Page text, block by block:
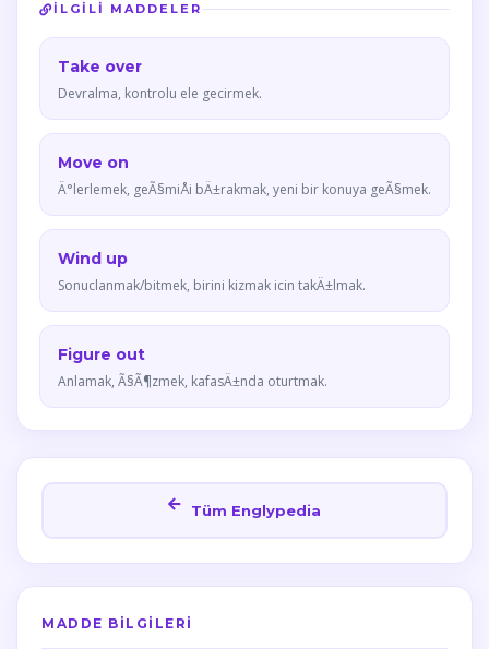
İLGILI MADDELER
Take over
Devralma, kontrolu ele gecirmek.
Move on
Ä°lerlemek, geÃ§miÅi bÄ±rakmak, yeni bir konuya geÃ§mek.
Wind up
Sonuclanmak/bitmek, birini kizmak icin takÄ±lmak.
Figure out
Anlamak, Ã§Ã¶zmek, kafasÄ±nda oturtmak.
Tüm Englypedia
MADDE BILGILERI